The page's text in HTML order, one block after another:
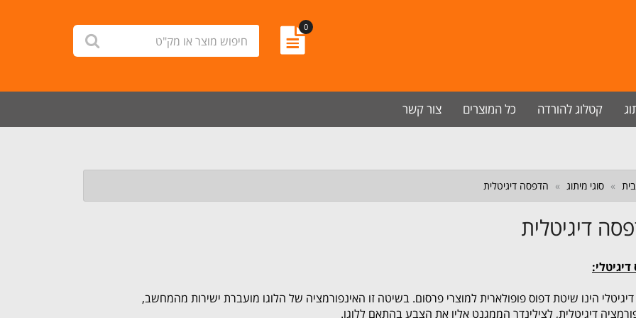
0
מוצר
לחץ לחיפוש
קטלוג להורדה כל המוצרים צור קשר
סוגי מיתוג הדפסה דיגיטלית
דיגיטלית
הינו שיטת דפוס פופולארית למוצרי פרסום. בשיטה זו האינפורמציה של הלוגו מועברת ישירות מהמחשב,
דיגיטלית, לצילינדר הממגנט אליו את הצבע בהתאם ללוגו.